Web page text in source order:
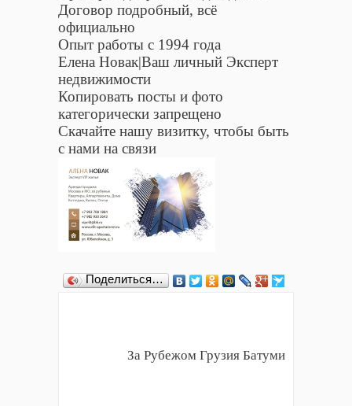
Договор подробный, всё
официально
Опыт работы с 1994 года
Елена Новак|Ваш личный Эксперт
недвижимости
Копировать посты и фото
категорически запрещено
Скачайте нашу визитку, чтобы быть
с нами на связи
Поделиться…
За Рубежом Грузия Батуми